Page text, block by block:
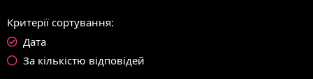
Критерії сортування
Дата
За кількістю відповідей